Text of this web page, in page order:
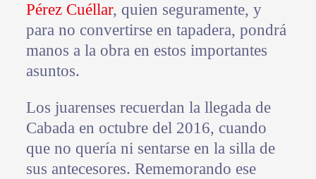
Pérez Cuéllar, quien seguramente, y
para no convertirse en tapadera, pondrá
manos a la obra en estos importantes
asuntos.
Los juarenses recuerdan la llegada de
Cabada en octubre del 2016, cuando
que no quería ni sentarse en la silla de
sus antecesores. Rememorando ese